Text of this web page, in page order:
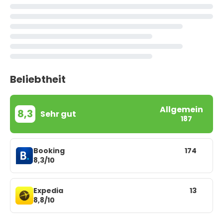
Beliebtheit
8,3 Sehr gut Allgemein
187
Booking
8,3/10
174
Expedia
8,8/10
13